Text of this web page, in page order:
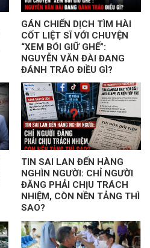
GÁN CHIẾN DỊCH TÌM HÀI
CỐT LIỆT SĨ VỚI CHUYỆN
“XEM BÓI GIỮ GHẾ”:
NGUYỄN VĂN ĐÀI ĐANG
ĐÁNH TRÁO ĐIỀU GÌ?
TIN SAI LAN ĐẾN HÀNG
NGHÌN NGƯỜI: CHỈ NGƯỜI
ĐĂNG PHẢI CHỊU TRÁCH
NHIỆM, CÒN NỀN TẢNG THÌ
SAO?